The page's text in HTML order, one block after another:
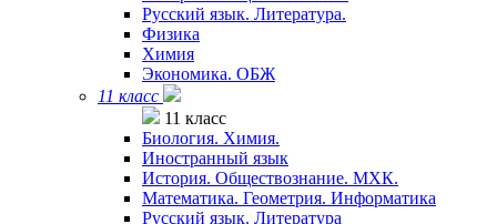
Русский язык. Литература.
Физика
Химия
Экономика. ОБЖ
11 класс
11 класс
Биология. Химия.
Иностранный язык
История. Обществознание. МХК.
Математика. Геометрия. Информатика
Русский язык. Литература